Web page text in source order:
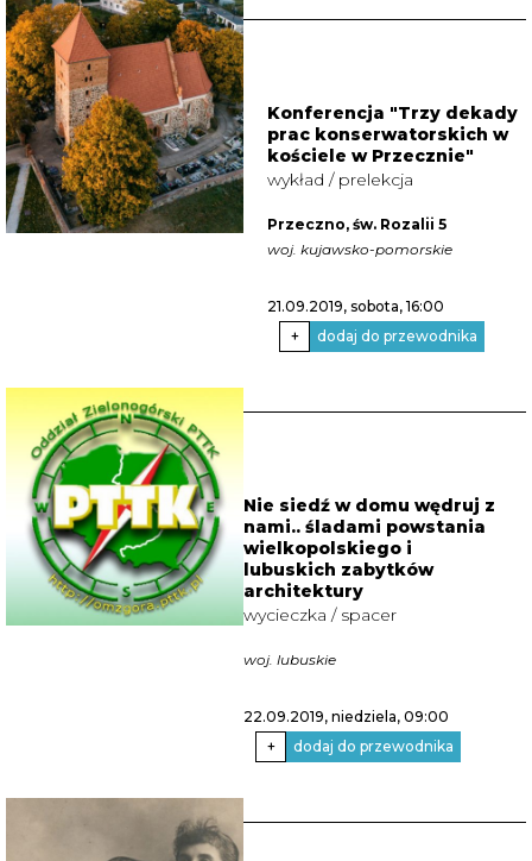
Konferencja "Trzy dekady
prac konserwatorskich w
kościele w Przecznie"
wykład / prelekcja
Przeczno, św. Rozalii 5
woj. kujawsko-pomorskie
21.09.2019, sobota, 16:00
+
dodaj do przewodnika
Nie siedź w domu wędruj z
nami.. śladami powstania
wielkopolskiego i
lubuskich zabytków
architektury
wycieczka / spacer
woj. lubuskie
22.09.2019, niedziela, 09:00
+
dodaj do przewodnika